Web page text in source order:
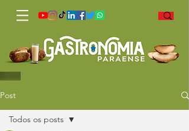
Post
Todos os posts